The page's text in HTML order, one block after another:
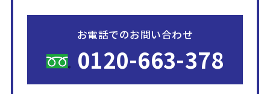
お電話でのお問い合わせ
0120-663-378